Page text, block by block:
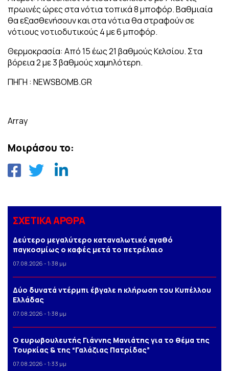
πρωινές ώρες στα νότια τοπικά 8 μποφόρ. Βαθμιαία
θα εξασθενήσουν και στα νότια θα στραφούν σε
νότιους νοτιοδυτικούς 4 με 6 μποφόρ.
Θερμοκρασία: Από 15 έως 21 βαθμούς Κελσίου. Στα
βόρεια 2 με 3 βαθμούς χαμηλότερη.
ΠΗΓΗ : NEWSBOMB.GR
Array
Μοιράσου το:
ΣΧΕΤΙΚΑ ΑΡΘΡΑ
Δεύτερο μεγαλύτερο καταναλωτικό αγαθό
παγκοσμίως ο καφές μετά το πετρέλαιο
07.08.2026 - 1:38 μμ
Δύο δυνατά ντέρμπι έβγαλε η κλήρωση του Κυπέλλου
Ελλάδας
07.08.2026 - 1:38 μμ
Ο ευρωβουλευτής Γιάννης Μανιάτης για το θέμα της
Τουρκίας & της “Γαλάζιας Πατρίδας”
07.08.2026 - 1:33 μμ